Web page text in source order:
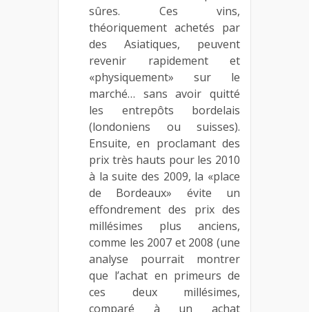
sûres. Ces vins,
théoriquement achetés par
des Asiatiques, peuvent
revenir rapidement et
«physiquement» sur le
marché… sans avoir quitté
les entrepôts bordelais
(londoniens ou suisses).
Ensuite, en proclamant des
prix très hauts pour les 2010
à la suite des 2009, la «place
de Bordeaux» évite un
effondrement des prix des
millésimes plus anciens,
comme les 2007 et 2008 (une
analyse pourrait montrer
que l’achat en primeurs de
ces deux millésimes,
comparé à un achat